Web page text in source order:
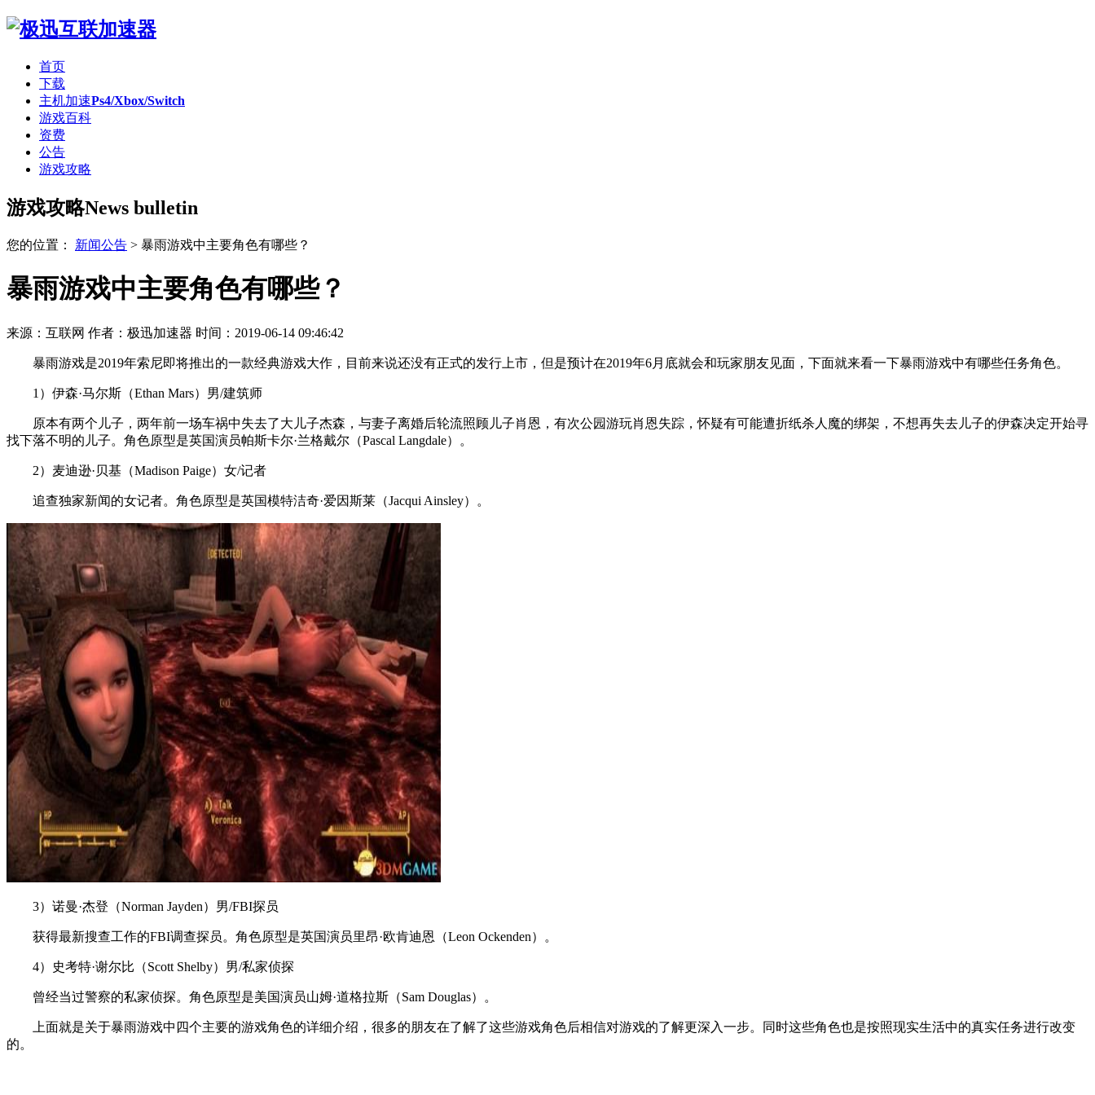
首页
下载
主机加速Ps4/Xbox/Switch
游戏百科
资费
公告
游戏攻略
游戏攻略News bulletin
您的位置： 新闻公告 > 暴雨游戏中主要角色有哪些？
暴雨游戏中主要角色有哪些？
来源：互联网 作者：极迅加速器 时间：2019-06-14 09:46:42
暴雨游戏是2019年索尼即将推出的一款经典游戏大作，目前来说还没有正式的发行上市，但是预计在2019年6月底就会和玩家朋友见面，下面就来看一下暴雨游戏中有哪些任务角色。
1）伊森·马尔斯（Ethan Mars）男/建筑师
原本有两个儿子，两年前一场车祸中失去了大儿子杰森，与妻子离婚后轮流照顾儿子肖恩，有次公园游玩肖恩失踪，怀疑有可能遭折纸杀人魔的绑架，不想再失去儿子的伊森决定开始寻
找下落不明的儿子。角色原型是英国演员帕斯卡尔·兰格戴尔（Pascal Langdale）。
2）麦迪逊·贝基（Madison Paige）女/记者
追查独家新闻的女记者。角色原型是英国模特洁奇·爱因斯莱（Jacqui Ainsley）。
3）诺曼·杰登（Norman Jayden）男/FBI探员
获得最新搜查工作的FBI调查探员。角色原型是英国演员里昂·欧肯迪恩（Leon Ockenden）。
4）史考特·谢尔比（Scott Shelby）男/私家侦探
曾经当过警察的私家侦探。角色原型是美国演员山姆·道格拉斯（Sam Douglas）。
上面就是关于暴雨游戏中四个主要的游戏角色的详细介绍，很多的朋友在了解了这些游戏角色后相信对游戏的了解更深入一步。同时这些角色也是按照现实生活中的真实任务进行改变
的。